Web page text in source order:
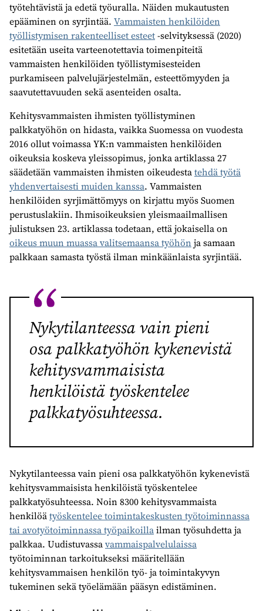
työtehtävistä ja edetä työuralla. Näiden mukautusten
epääminen on syrjintää. Vammaisten henkilöiden
työllistymisen rakenteelliset esteet-selvityksessä (2020)
esitetään useita varteenotettavia toimenpiteitä
vammaisten henkilöiden työllistymisesteiden
purkamiseen palvelujärjestelmän, esteettömyyden ja
saavutettavuuden sekä asenteiden osalta.
Kehitysvammaisten ihmisten työllistyminen
palkkatyöhön on hidasta, vaikka Suomessa on vuodesta
2016 ollut voimassa YK:n vammaisten henkilöiden
oikeuksia koskeva yleissopimus, jonka artiklassa 27
säädetään vammaisten ihmisten oikeudestatehdä työtä
yhdenvertaisesti muiden kanssa. Vammaisten
henkilöiden syrjimättömyys on kirjattu myös Suomen
perustuslakiin. Ihmisoikeuksien yleismaailmallisen
julistuksen 23. artiklassa todetaan, että jokaisella on
oikeus muun muassa valitsemaansa työhönja samaan
palkkaan samasta työstä ilman minkäänlaista syrjintää.
Nykytilanteessa vain pieni
osa palkkatyöhön kykenevistä
kehitysvammaisista
henkilöistä työskentelee
palkkatyösuhteessa.
Nykytilanteessa vain pieni osa palkkatyöhön kykenevistä
kehitysvammaisista henkilöistä työskentelee
palkkatyösuhteessa. Noin 8300 kehitysvammaista
henkilöätyöskentelee toimintakeskusten työtoiminnassa
tai avotyötoiminnassa työpaikoillailman työsuhdetta ja
palkkaa. Uudistuvassavammaispalvelulaissa
työtoiminnan tarkoitukseksi määritellään
kehitysvammaisen henkilön työ- ja toimintakyvyn
tukeminen sekä työelämään pääsyn edistäminen.